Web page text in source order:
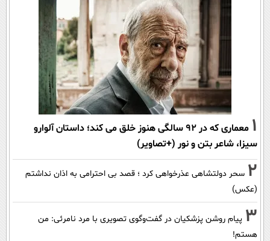
1
معماری که در 92 سالگی هنوز خلق می کند؛ داستان آلوارو
سیزا، شاعر بتن و نور (+تصاویر)
2 سحر دولتشاهی عذرخواهی کرد ؛ قصد بی احترامی به اذان نداشتم
(عکس)
3 پیام روشن پزشکیان در گفت‌و‌گوی تصویری با مرد نامرئی: من
هستم!